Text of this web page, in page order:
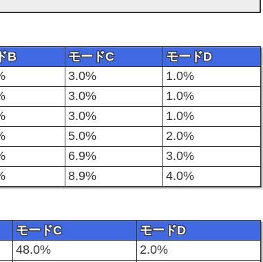
B モードC
モードD
3.0%
1.0%
3.0%
1.0%
3.0%
1.0%
5.0%
2.0%
6.9%
3.0%
8.9% 4.0%
モードC
モードD
48.0%
2.0%